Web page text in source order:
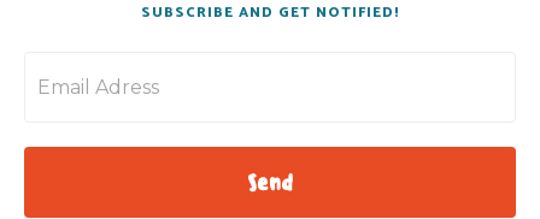
SUBSCRIBE AND GET NOTIFIED!
Send